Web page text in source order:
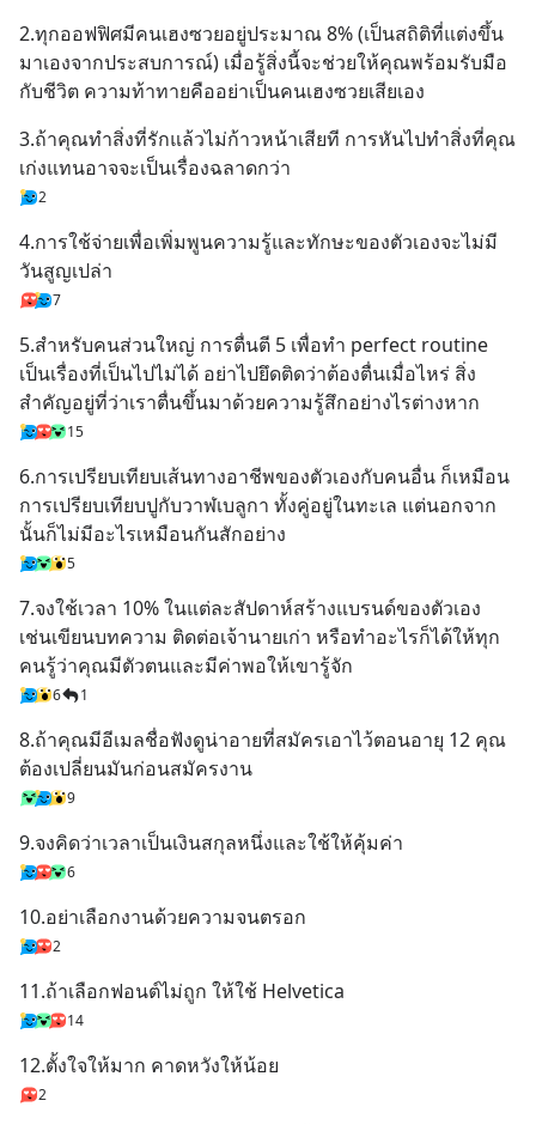
2.ทุกออฟฟิศมีคนเฮงซวยอยู่ประมาณ 8% (เป็นสถิติที่แต่งขึ้น
มาเองจากประสบการณ์) เมื่อรู้สิ่งนี้จะช่วยให้คุณพร้อมรับมือ
กับชีวิต ความท้าทายคืออย่าเป็นคนเฮงซวยเสียเอง
3.ถ้าคุณทำสิ่งที่รักแล้วไม่ก้าวหน้าเสียที การหันไปทำสิ่งที่คุณ
เก่งแทนอาจจะเป็นเรื่องฉลาดกว่า
2
4.การใช้จ่ายเพื่อเพิ่มพูนความรู้และทักษะของตัวเองจะไม่มี
วันสูญเปล่า
7
5.สำหรับคนส่วนใหญ่ การตื่นตี 5 เพื่อทำ perfect routine
เป็นเรื่องที่เป็นไปไม่ได้ อย่าไปยึดติดว่าต้องตื่นเมื่อไหร่ สิ่ง
สำคัญอยู่ที่ว่าเราตื่นขึ้นมาด้วยความรู้สึกอย่างไรต่างหาก
15
6.การเปรียบเทียบเส้นทางอาชีพของตัวเองกับคนอื่น ก็เหมือน
การเปรียบเทียบปูกับวาฬเบลูกา ทั้งคู่อยู่ในทะเล แต่นอกจาก
นั้นก็ไม่มีอะไรเหมือนกันสักอย่าง
5
7.จงใช้เวลา 10% ในแต่ละสัปดาห์สร้างแบรนด์ของตัวเอง
เช่นเขียนบทความ ติดต่อเจ้านายเก่า หรือทำอะไรก็ได้ให้ทุก
คนรู้ว่าคุณมีตัวตนและมีค่าพอให้เขารู้จัก
6 1
8.ถ้าคุณมีอีเมลชื่อฟังดูน่าอายที่สมัครเอาไว้ตอนอายุ 12 คุณ
ต้องเปลี่ยนมันก่อนสมัครงาน
9
9.จงคิดว่าเวลาเป็นเงินสกุลหนึ่งและใช้ให้คุ้มค่า
6
10.อย่าเลือกงานด้วยความจนตรอก
2
11.ถ้าเลือกฟอนต์ไม่ถูก ให้ใช้ Helvetica
14
12.ตั้งใจให้มาก คาดหวังให้น้อย
2